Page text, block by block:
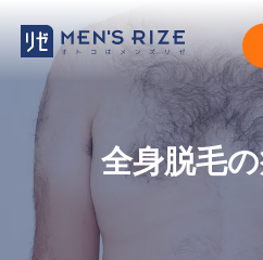
全身脱毛